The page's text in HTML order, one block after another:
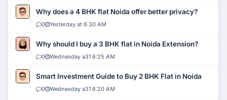
Why does a 4 BHK flat Noida offer better privacy?
0 Yesterday at 6:30 AM
Why should I buy a 3 BHK flat in Noida Extension?
0 Wednesday a31 6:25 AM
Smart Investment Guide to Buy 2 BHK Flat in Noida
0 Wednesday a31 6:20 AM